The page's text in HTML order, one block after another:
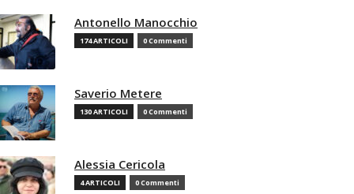
Antonello Manocchio
174 ARTICOLI 0 Commenti
Saverio Metere
130 ARTICOLI 0 Commenti
Alessia Cericola
4 ARTICOLI 0 Commenti